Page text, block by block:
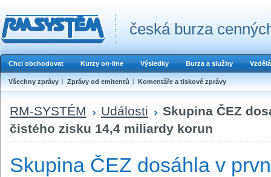
česká burza
Chci obchodovat Kurzy on-line Výsledky Burza a služby
Všechny zprávy Zprávy od emitentů Komentáře a tiskové zprávy
RM-SYSTÉM Události
Skupina ČEZ
čistého zisku 14,4 miliardy korun
Skupina ČEZ dosáhla v